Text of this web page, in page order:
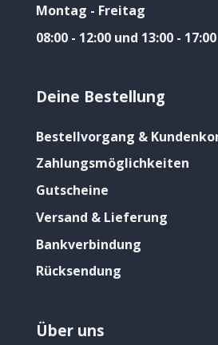
Montag - Freitag
08:00 - 12:00 und 13:00 - 17:00
Deine Bestellung
Bestellvorgang &
Zahlungsmöglichkeiten
Gutscheine
Versand & Lieferung
Bankverbindung
Rücksendung
Über uns